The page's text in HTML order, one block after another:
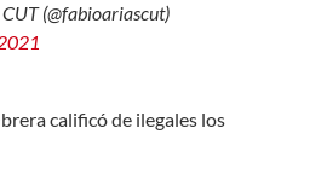
(@fabioariascut)
calificó de ilegales los